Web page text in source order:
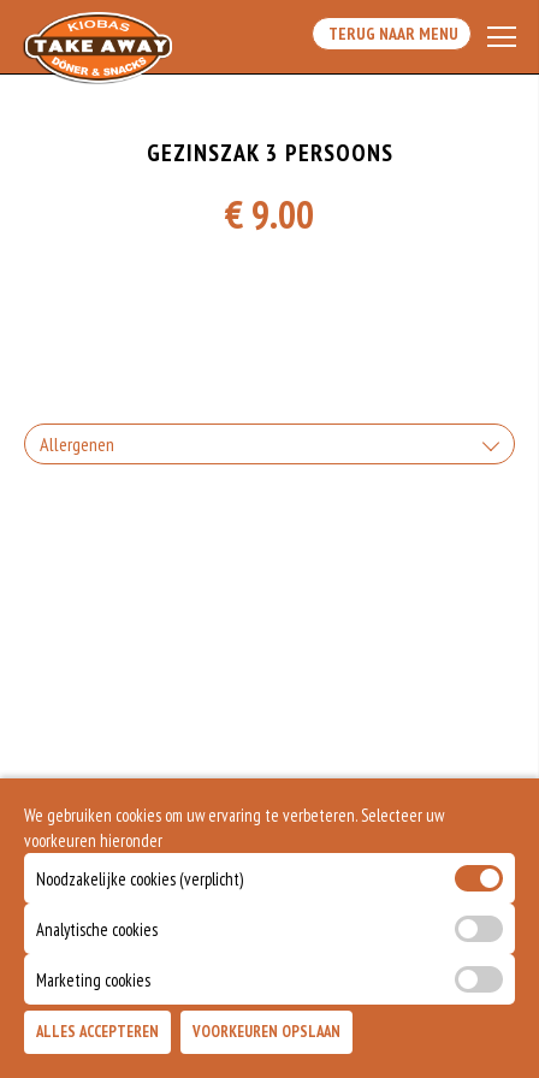
TERUG NAAR MENU
GEZINSZAK 3 PERSOONS
€ 9.00
Allergenen
We gebruiken cookies om uw ervaring te verbeteren. Selecteer uw
voorkeuren hieronder
Noodzakelijke cookies (verplicht)
Analytische cookies
Marketing cookies
ALLES ACCEPTEREN VOORKEUREN OPSLAAN